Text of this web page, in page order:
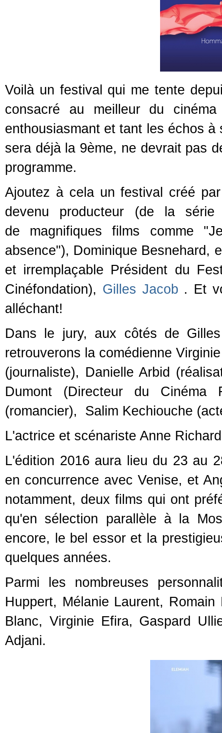
Voilà un festival qui me tente
consacré au meilleur du
enthousiasmant et tant les échos
sera déjà la 9ème, ne devrait pas
programme.
Ajoutez à cela un festival créé
devenu producteur (de la
de magnifiques films comme
absence"), Dominique Besnehard,
et irremplaçable Président du
Cinéfondation), Gilles Jacob . Et
alléchant!
Dans le jury, aux côtés de
retrouverons la comédienne
(journaliste), Danielle Arbid
Dumont (Directeur du
(romancier), Salim Kechiouche
L'actrice et scénariste Anne
L'édition 2016 aura lieu du 23 au
en concurrence avec Venise, et
notamment, deux films qui ont
qu'en sélection parallèle à la
encore, le bel essor et la
quelques années.
Parmi les nombreuses
Huppert, Mélanie Laurent,
Blanc, Virginie Efira, Gaspard
Adjani.